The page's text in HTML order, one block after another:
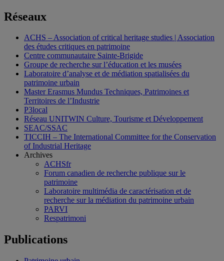
Réseaux
ACHS – Association of critical heritage studies | Association
des études critiques en patrimoine
Centre communautaire Sainte-Brigide
Groupe de recherche sur l’éducation et les musées
Laboratoire d’analyse et de médiation spatialisées du
patrimoine urbain
Master Erasmus Mundus Techniques, Patrimoines et
Territoires de l’Industrie
P3local
Réseau UNITWIN Culture, Tourisme et Développement
SEAC/SSAC
TICCIH – The International Committee for the Conservation
of Industrial Heritage
Archives
ACHSfr
Forum canadien de recherche publique sur le
patrimoine
Laboratoire multimédia de caractérisation et de
recherche sur la médiation du patrimoine urbain
PARVI
Respatrimoni
Publications